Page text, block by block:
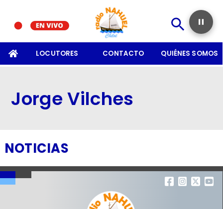
LOCUTORES CONTACTO QUIÉNES SOMOS
Jorge Vilches
NOTICIAS